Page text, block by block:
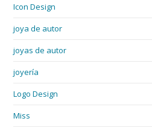
Icon Design
joya de autor
joyas de autor
joyería
Logo Design
Miss